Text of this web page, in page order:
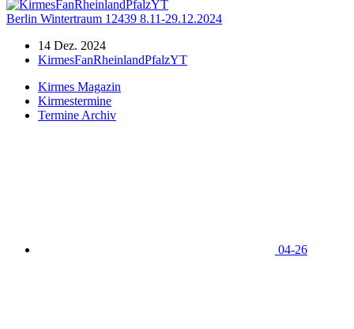
Berlin Wintertraum 12439 8.11-29.12.2024
14 Dez. 2024
KirmesFanRheinlandPfalzYT
Kirmes Magazin
Kirmestermine
Termine Archiv
04-26